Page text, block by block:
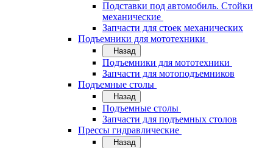
Подставки под автомобиль. Стойки
механические
Запчасти для стоек механических
Подъемники для мототехники
Назад
Подъемники для мототехники
Запчасти для мотоподъемников
Подъемные столы
Назад
Подъемные столы
Запчасти для подъемных столов
Прессы гидравлические
Назад